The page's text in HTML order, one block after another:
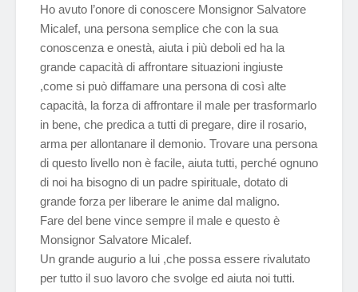
Ho avuto l’onore di conoscere Monsignor Salvatore
Micalef, una persona semplice che con la sua
conoscenza e onestà, aiuta i più deboli ed ha la
grande capacità di affrontare situazioni ingiuste
,come si può diffamare una persona di così alte
capacità, la forza di affrontare il male per trasformarlo
in bene, che predica a tutti di pregare, dire il rosario,
arma per allontanare il demonio. Trovare una persona
di questo livello non è facile, aiuta tutti, perché ognuno
di noi ha bisogno di un padre spirituale, dotato di
grande forza per liberare le anime dal maligno.
Fare del bene vince sempre il male e questo è
Monsignor Salvatore Micalef.
Un grande augurio a lui ,che possa essere rivalutato
per tutto il suo lavoro che svolge ed aiuta noi tutti.